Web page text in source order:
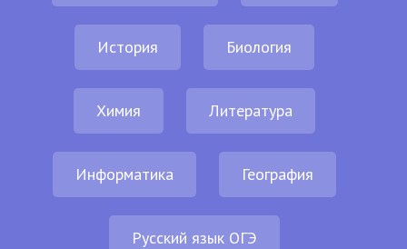
История Биология
Химия Литература
Информатика География
Русский язык ОГЭ